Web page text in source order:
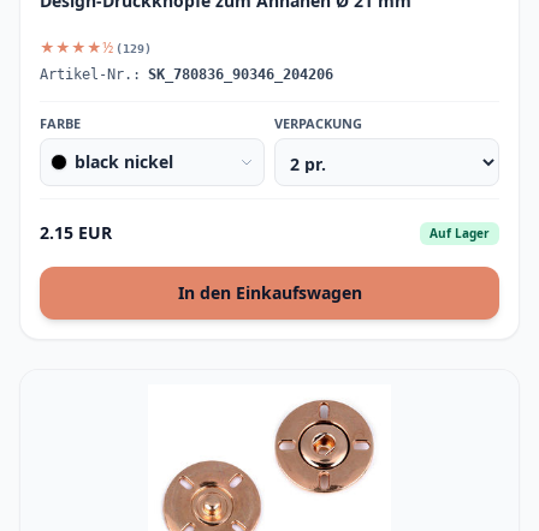
★★★★½ (129)
Artikel-Nr.: SK_780836_90346_204206
FARBE
black nickel
VERPACKUNG
2.15 EUR Auf Lager
In den Einkaufswagen